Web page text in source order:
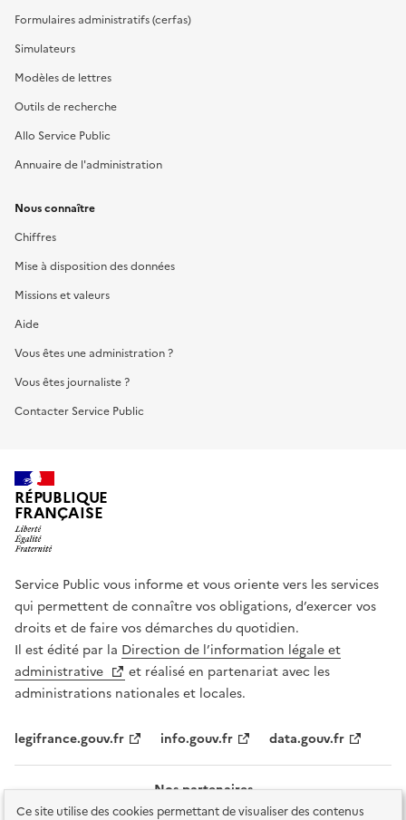
Ce site utilise des cookies permettant de visualiser des contenus
Formulaires administratifs (cerfas)
Simulateurs
Modèles de lettres
Outils de recherche
Allo Service Public
Annuaire de l'administration
Nous connaître
Chiffres
Mise à disposition des données
Missions et valeurs
Aide
Vous êtes une administration ?
Vous êtes journaliste ?
Contacter Service Public
RÉPUBLIQUE
FRANÇAISE
Service Public vous informe et vous oriente vers les services
qui permettent de connaître vos obligations, d’exercer vos
droits et de faire vos démarches du quotidien.
Il est édité par la Direction de l’information légale et
administrative
et réalisé en partenariat avec les
administrations nationales et locales.
legifrance.gouv.fr info.gouv.fr data.gouv.fr
Nos partenaires